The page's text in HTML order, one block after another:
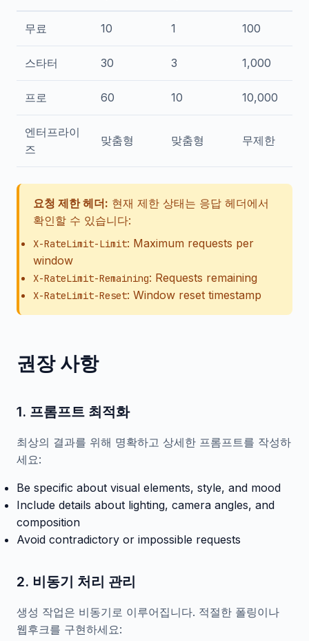
무료 10 1 100
스타터 30 3 1,000
프로 60 10 10,000
엔터프라이
즈
맞춤형 맞춤형 무제한
요청 제한 헤더: 현재 제한 상태는 응답 헤더에서
확인할 수 있습니다:
X-RateLimit-Limit: Maximum requests per
window
X-RateLimit-Remaining: Requests remaining
X-RateLimit-Reset: Window reset timestamp
권장 사항
1. 프롬프트 최적화
최상의 결과를 위해 명확하고 상세한 프롬프트를 작성하
세요:
Be specific about visual elements, style, and mood
Include details about lighting, camera angles, and
composition
Avoid contradictory or impossible requests
2. 비동기 처리 관리
생성 작업은 비동기로 이루어집니다. 적절한 폴링이나
웹후크를 구현하세요: